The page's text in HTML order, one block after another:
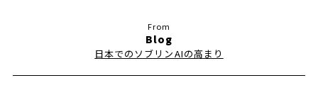
Blog
日本でのソブリンAIの高まり